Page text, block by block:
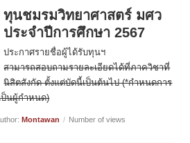
ทุนชมรมวิทยาศาสตร์ มศว
ประจำปีการศึกษา 2567
ประกาศรายชื่อผู้ได้รับทุนฯ
สามารถสอบถามรายละเอียดได้ที่ภาควิชาที่
นิสิตสังกัด ตั้งแต่บัดนี้เป็นต้นไป (*กำหนดการ
ป็นผู้กำหนด)
Montawan / Number of views